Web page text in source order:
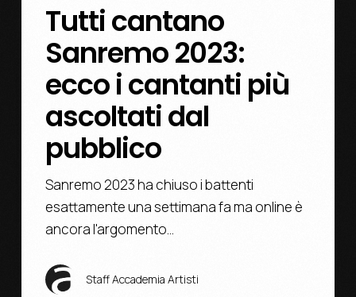
Tutti cantano
Sanremo 2023:
ecco i cantanti più
ascoltati dal
pubblico
Sanremo 2023 ha chiuso i battenti
esattamente una settimana fa ma online è
ancora l'argomento…
Staff Accademia Artisti